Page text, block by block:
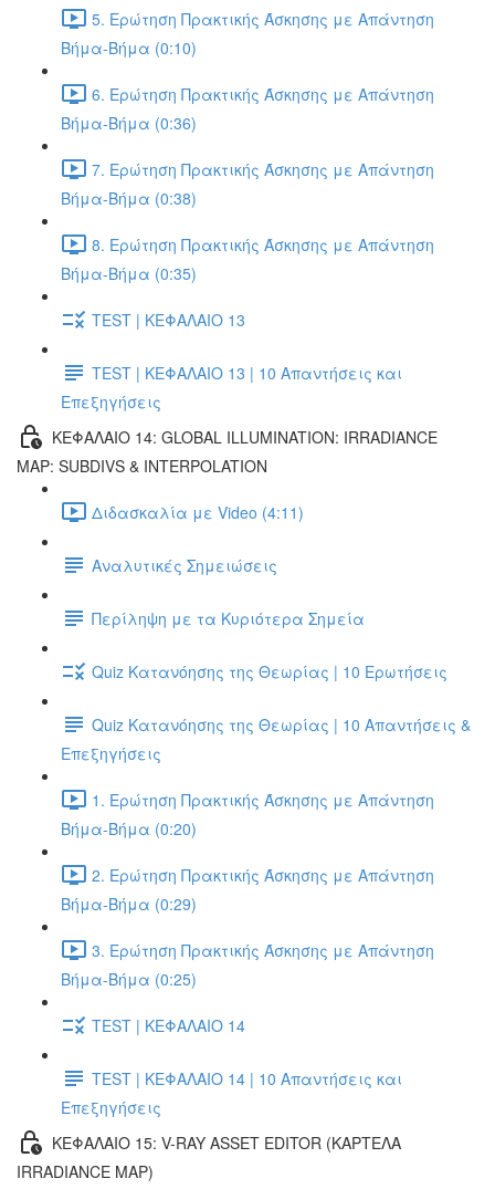
5. Ερώτηση Πρακτικής Άσκησης με Απάντηση
Βήμα-Βήμα (0:10)
6. Ερώτηση Πρακτικής Άσκησης με Απάντηση
Βήμα-Βήμα (0:36)
7. Ερώτηση Πρακτικής Άσκησης με Απάντηση
Βήμα-Βήμα (0:38)
8. Ερώτηση Πρακτικής Άσκησης με Απάντηση
Βήμα-Βήμα (0:35)
TEST | ΚΕΦΑΛΑΙΟ 13
TEST | ΚΕΦΑΛΑΙΟ 13 | 10 Απαντήσεις και
Επεξηγήσεις
ΚΕΦΑΛΑΙΟ 14: GLOBAL ILLUMINATION: IRRADIANCE
MAP: SUBDIVS & INTERPOLATION
Διδασκαλία με Video (4:11)
Αναλυτικές Σημειώσεις
Περίληψη με τα Κυριότερα Σημεία
Quiz Κατανόησης της Θεωρίας | 10 Ερωτήσεις
Quiz Κατανόησης της Θεωρίας | 10 Απαντήσεις &
Επεξηγήσεις
1. Ερώτηση Πρακτικής Άσκησης με Απάντηση
Βήμα-Βήμα (0:20)
2. Ερώτηση Πρακτικής Άσκησης με Απάντηση
Βήμα-Βήμα (0:29)
3. Ερώτηση Πρακτικής Άσκησης με Απάντηση
Βήμα-Βήμα (0:25)
TEST | ΚΕΦΑΛΑΙΟ 14
TEST | ΚΕΦΑΛΑΙΟ 14 | 10 Απαντήσεις και
Επεξηγήσεις
ΚΕΦΑΛΑΙΟ 15: V-RAY ASSET EDITOR (ΚΑΡΤΕΛΑ
IRRADIANCE MAP)